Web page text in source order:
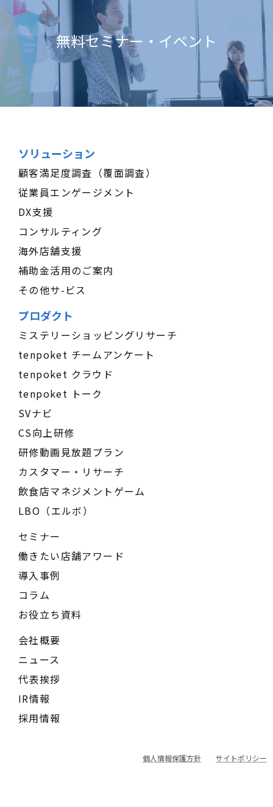
無料セミナー・イベント
ソリューション
顧客満足度調査（覆面調査）
従業員エンゲージメント
DX支援
コンサルティング
海外店舗支援
補助金活用のご案内
その他サ-ビス
プロダクト
ミステリーショッピングリサーチ
tenpoket チームアンケート
tenpoket クラウド
tenpoket トーク
SVナビ
CS向上研修
研修動画見放題プラン
カスタマー・リサーチ
飲食店マネジメントゲーム
LBO（エルボ）
セミナー
働きたい店舗アワード
導入事例
コラム
お役立ち資料
会社概要
ニュース
代表挨拶
IR情報
採用情報
個人情報保護方針 サイトポリシー